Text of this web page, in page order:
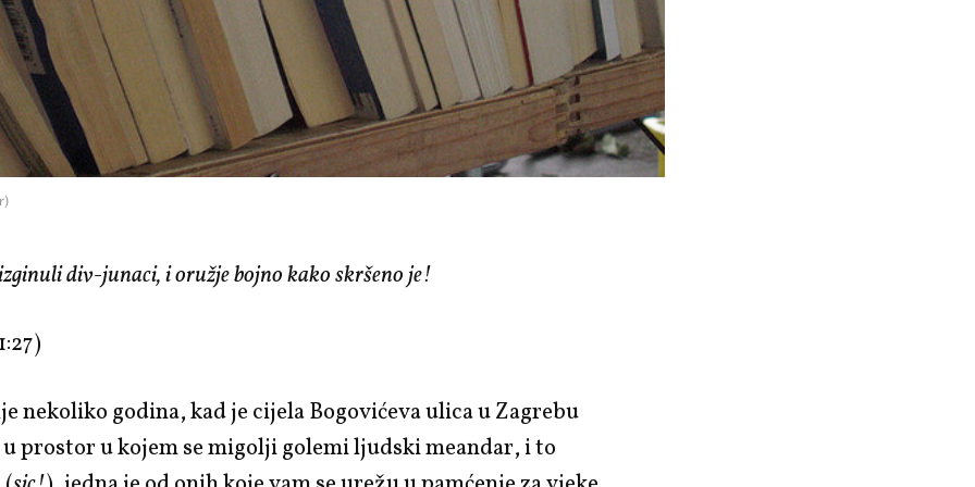
div-junaci, i oružje bojno kako skršeno je!
nekoliko godina, kad je cijela Bogovićeva ulica u Zagrebu
prostor u kojem se migolji golemi ljudski meandar, i to